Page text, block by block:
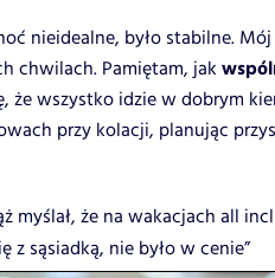
nieidealne, było stabilne.
chwilach. Pamiętam, jak
że wszystko idzie w dobrym
przy kolacji, planując
myślał, że na wakacjach all
z sąsiadką, nie było w cenie”